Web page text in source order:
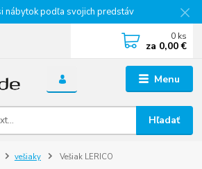
nábytok podľa svojich predstáv
Menu
Hľadať
0 ks
za 0,00 €
vešiaky Vešiak LERICO